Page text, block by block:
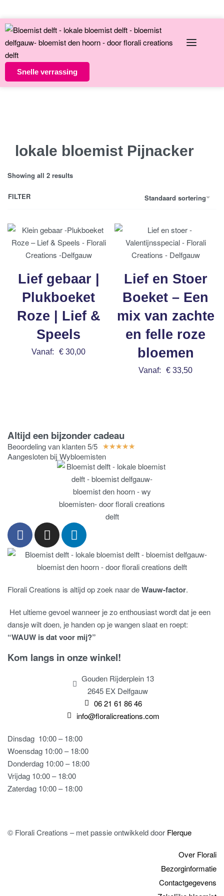
Snelle verrassing
lokale bloemist Pijnacker
Showing all 2 results
Standaard sortering
FILTER
Lief gebaar |
Plukboeket
Roze | Lief &
Speels
Vanaf: € 30,00
Lief en Stoer
Boeket – Een
mix van zachte
en felle roze
bloemen
Vanaf: € 33,50
Altijd een bijzonder cadeau
Beoordeling van klanten 5/5 ★★★★★
Aangesloten bij Wybloemisten
Florali Creations is altijd op zoek naar deWauw-factor.
Het ultieme gevoel wanneer je zo enthousiast wordt dat je een
dansje wilt doen, je handen op je wangen slaat en roept:
“WAUW is dat voor mij?”
Kom langs in onze winkel!
Gouden Rijderplein 13
2645 EX Delfgauw
06 21 61 86 46
info@floralicreations.com
Dinsdag 10:00 – 18:00
Woensdag 10:00 – 18:00
Donderdag 10:00 – 18:00
Vrijdag 10:00 – 18:00
Zaterdag 10:00 – 18:00
© Florali Creations – met passie ontwikkeld door Flerque
Over Florali
Bezorginformatie
Contactgegevens